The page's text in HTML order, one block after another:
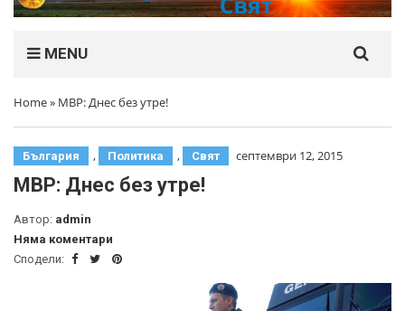
MENU
Home» МВР: Днес без утре!
България , Политика , Свят септември 12, 2015
МВР: Днес без утре!
Автор: admin
Няма коментари
Сподели: